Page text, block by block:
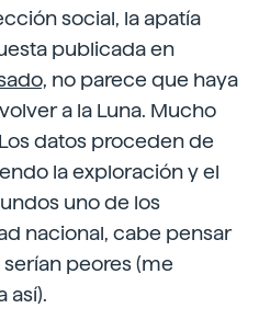
social, la apatía
publicada en
no parece que haya
a la Luna. Mucho
datos proceden de
la exploración y el
uno de los
nacional, cabe pensar
peores (me
así).